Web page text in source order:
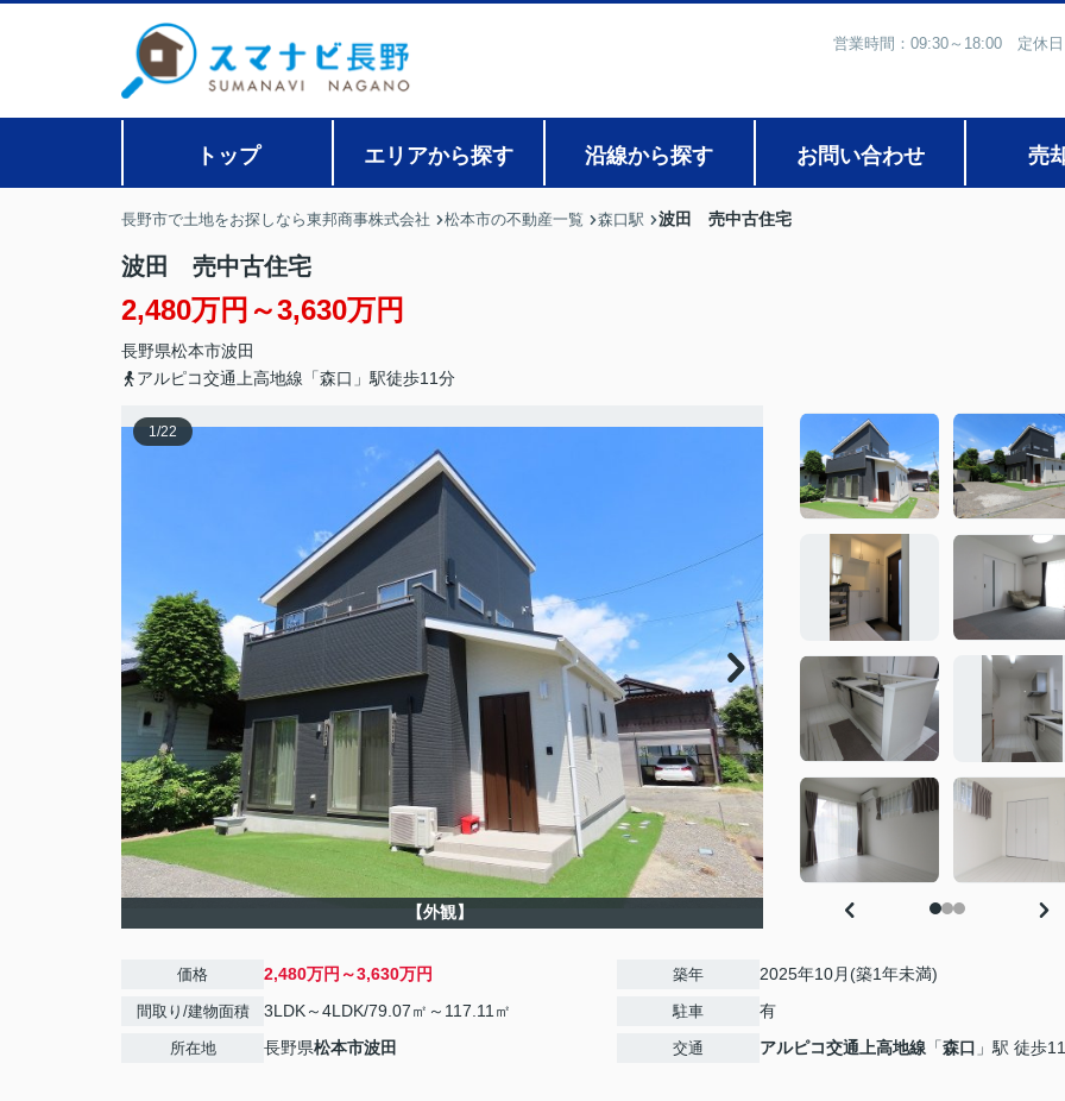
営業時間：09:30～18:00 定休
トップ エリアから探す 沿線から探す お問い合わせ 売
長野市で土地をお探しなら東邦商事株式会社 松本市の不動産一覧 森口駅 波田 売中古住宅
波田 売中古住宅
2,480万円～3,630万円
長野県松本市波田
アルピコ交通上高地線「森口」駅徒歩11分
1/22
【外観】
価格 2,480万円～3,630万円
間取り/建物面積 3LDK～4LDK/79.07㎡～117.11㎡
所在地 長野県松本市波田
築年 2025年10月(築1年未満)
駐車 有
交通 アルピコ交通上高地線 「森口 」駅 徒歩